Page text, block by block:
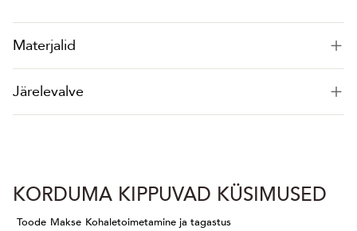
Materjalid
Järelevalve
KORDUMA KIPPUVAD KÜSIMUSED
Toode Makse Kohaletoimetamine ja tagastus